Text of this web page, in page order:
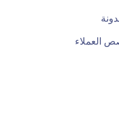
العملاء